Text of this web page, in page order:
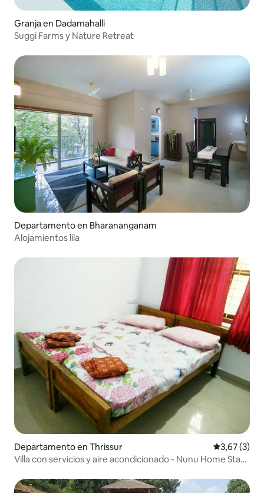
Granja en Dadamahalli
Suggi Farms y Nature Retreat
Departamento en Bharananganam
Alojamientos lila
Departamento en Thrissur Calificación
3,67 (3)
Villa con servicios y aire acondicionado - Nunu Home Stay